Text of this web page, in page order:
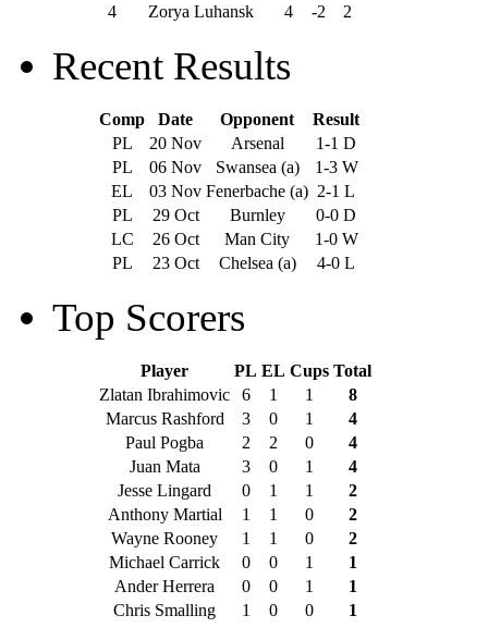
4
Zorya Luhansk 4 -2 2
Recent Results
Comp Date Opponent
Result
PL
20 Nov Arsenal
1-1 D
PL
06 Nov Swansea (a)
1-3 W
EL
03 Nov Fenerbache (a) 2-1 L
PL
29 Oct Burnley
0-0 D
LC
26 Oct Man City
1-0 W
PL
23 Oct Chelsea (a) 4-0 L
Top Scorers
Player PL EL Cups Total
Zlatan Ibrahimovic
6 1 1
8
Marcus Rashford
3 0 1
4
Paul Pogba
2 2 0
4
Juan Mata
3 0 1
4
Jesse Lingard
0 1 1
2
Anthony Martial
1 1 0
2
Wayne Rooney
1 1 0
2
Michael Carrick
0 0 1
1
Ander Herrera
0 0 1
1
Chris Smalling
1 0 0 1